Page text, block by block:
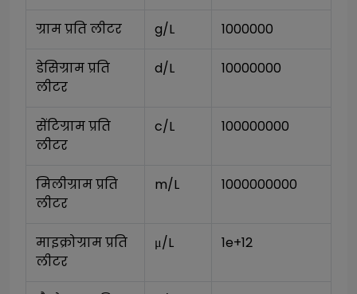
ग्राम प्रति लीटर g/L 1000000
डेसिग्राम प्रति
लीटर
d/L 10000000
सेंटिग्राम प्रति
लीटर
c/L 100000000
मिलीग्राम प्रति
लीटर
m/L 1000000000
माइक्रोग्राम प्रति
लीटर
μ/L 1e+12